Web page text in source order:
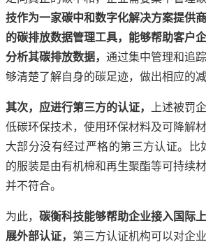
技作为一家碳中和数字化解决方案提供
的碳排放数据管理工具，能够帮助客户
分析其碳排放数据， 通过集中管理和追
够清楚了解自身的碳足迹，做出相应的减
其次，应进行第三方的认证，
上述被罚
低碳环保技术，使用环保材料及可降解
大部分没有经过严格的第三方认证。比
的服装是由有机棉和再生聚酯等可持续
并不符合。
为此， 碳衡科技能够帮助企业接入国际
展外部认证， 第三方认证机构可以对企